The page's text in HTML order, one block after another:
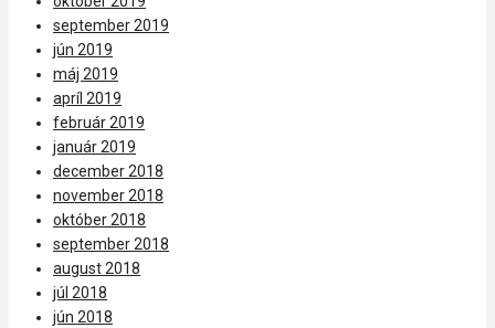
september 2019
jún 2019
máj 2019
apríl 2019
február 2019
január 2019
december 2018
november 2018
október 2018
september 2018
august 2018
júl 2018
jún 2018